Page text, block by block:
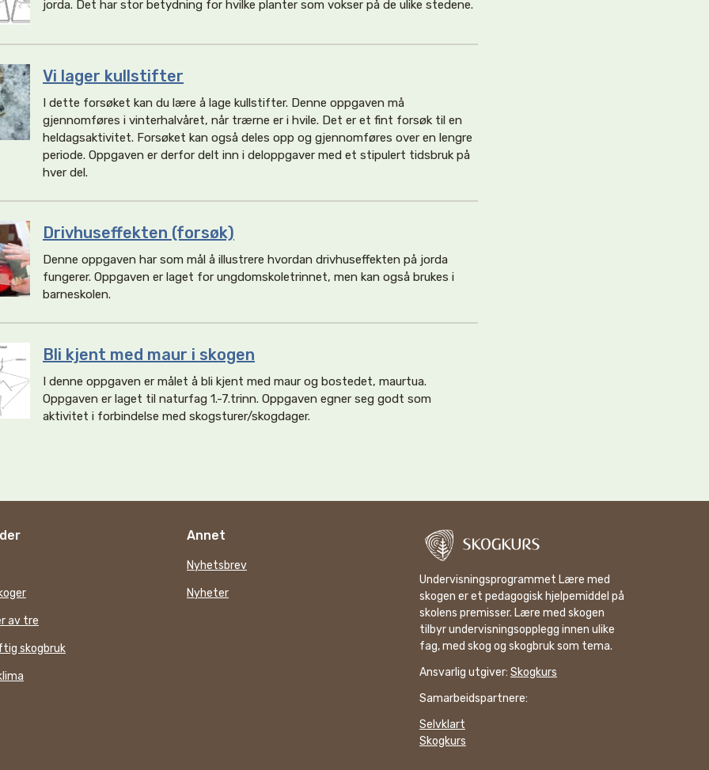
jorda. Det har stor betydning for hvilke planter som vokser på de ulike stedene.
Vi lager kullstifter
I dette forsøket kan du lære å lage kullstifter. Denne oppgaven må
gjennomføres i vinterhalvåret, når trærne er i hvile. Det er et fint forsøk til en
heldagsaktivitet. Forsøket kan også deles opp og gjennomføres over en lengre
periode. Oppgaven er derfor delt inn i deloppgaver med et stipulert tidsbruk på
hver del.
Drivhuseffekten (forsøk)
Denne oppgaven har som mål å illustrere hvordan drivhuseffekten på jorda
fungerer. Oppgaven er laget for ungdomskoletrinnet, men kan også brukes i
barneskolen.
Bli kjent med maur i skogen
I denne oppgaven er målet å bli kjent med maur og bostedet, maurtua.
Oppgaven er laget til naturfag 1.-7.trinn. Oppgaven egner seg godt som
aktivitet i forbindelse med skogsturer/skogdager.
av tre
skogbruk
Annet
Nyhetsbrev
Nyheter
Undervisningsprogrammet Lære med
skogen er et pedagogisk hjelpemiddel på
skolens premisser. Lære med skogen
tilbyr undervisningsopplegg innen ulike
fag, med skog og skogbruk som tema.
Ansvarlig utgiver: Skogkurs
Samarbeidspartnere:
Selvklart
Skogkurs